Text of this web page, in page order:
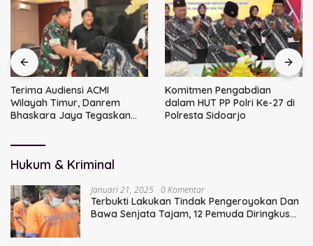
Terima Audiensi ACMI
Wilayah Timur, Danrem
Bhaskara Jaya Tegaskan
Komitmen Pengabdian
dalam HUT PP Polri Ke-27 di
Polresta Sidoarjo
Hukum & Kriminal
Januari 21, 2025 0 Komentar
Terbukti Lakukan Tindak Pengeroyokan Dan
Bawa Senjata Tajam, 12 Pemuda Diringkus